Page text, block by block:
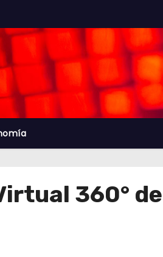
360°